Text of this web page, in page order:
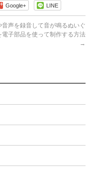
Google+ LINE
音声を録音して音が鳴るぬいぐ
電子部品を使って制作する方法
→